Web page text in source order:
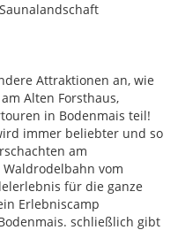
Attraktionen an, wie
Alten Forsthaus,
in Bodenmais teil!
immer beliebter und so
am
vom
für die ganze
Erlebniscamp
schließlich gibt